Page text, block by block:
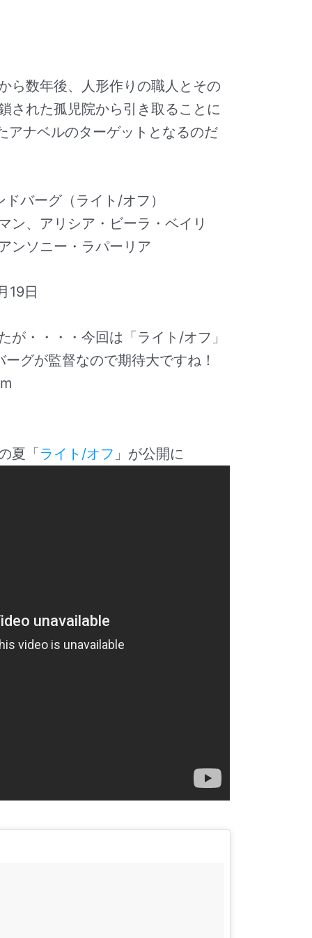
ら数年後、人形作りの職人とその
された孤児院から引き取ることに
アナベルのターゲットとなるのだ
バーグ（ライト/オフ）
ン、アリシア・ビーラ・ベイリ
ンソニー・ラパーリア
19日
が・・・・今回は「ライト/オフ」
グが監督なので期待大ですね！
夏「ライト/オフ 」が公開に